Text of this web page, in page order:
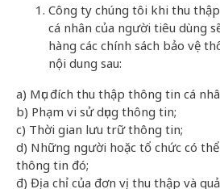
Công ty chúng tôi khi thu
cá nhân của người tiêu dùng
hàng các chính sách bảo vệ
nội dung sau:
a) Mục đích thu thập thông tin cá
b) Phạm vi sử dụng thông tin;
c) Thời gian lưu trữ thông tin;
d) Những người hoặc tổ chức có
thông tin đó;
đ) Địa chỉ của đơn vị thu thập và